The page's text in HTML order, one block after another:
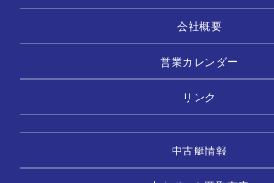
会社概要
営業カレンダー
リンク
中古艇情報